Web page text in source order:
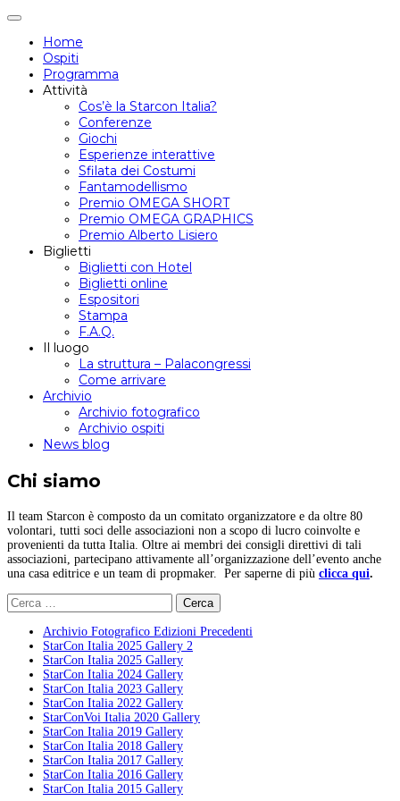
Attiva/disattiva
navigazione
Home
Ospiti
Programma
Attività
Cos’è la Starcon Italia?
Conferenze
Giochi
Esperienze interattive
Sfilata dei Costumi
Fantamodellismo
Premio OMEGA SHORT
Premio OMEGA GRAPHICS
Premio Alberto Lisiero
Biglietti
Biglietti con Hotel
Biglietti online
Espositori
Stampa
F.A.Q.
Il luogo
La struttura – Palacongressi
Come arrivare
Archivio
Archivio fotografico
Archivio ospiti
News blog
Chi siamo
Il team Starcon è composto da un comitato organizzatore e da oltre 80
volontari, tutti soci delle associazioni non a scopo di lucro coinvolte e
provenienti da tutta Italia. Oltre ai membri dei consigli direttivi di tali
associazioni, partecipano attivamente all’organizzazione dell’evento anche
una casa editrice e un team di propmaker. Per saperne di più clicca qui.
Ricerca
per:
Archivio Fotografico Edizioni Precedenti
StarCon Italia 2025 Gallery 2
StarCon Italia 2025 Gallery
StarCon Italia 2024 Gallery
StarCon Italia 2023 Gallery
StarCon Italia 2022 Gallery
StarConVoi Italia 2020 Gallery
StarCon Italia 2019 Gallery
StarCon Italia 2018 Gallery
StarCon Italia 2017 Gallery
StarCon Italia 2016 Gallery
StarCon Italia 2015 Gallery